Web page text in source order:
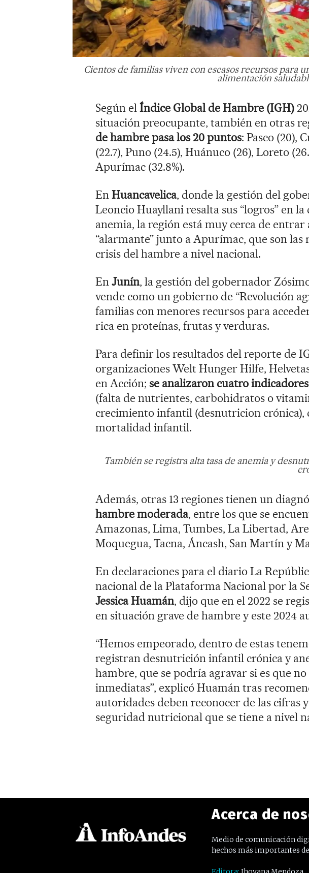
Cientos de familias viven con escasos recursos para
alimentación
Según el Índice Global de Hambre (IGH)
situación preocupante, también en otras
de hambre pasa los 20 puntos: Pasco (20),
(22.7), Puno (24.5), Huánuco (26), Loreto
Apurímac (32.8%).
En Huancavelica, donde la gestión del
Leoncio Huayllani resalta sus “logros” en
anemia, la región está muy cerca de entrar
“alarmante” junto a Apurímac, que son
crisis del hambre a nivel nacional.
En Junín, la gestión del gobernador
vende como un gobierno de “Revolución
familias con menores recursos para
rica en proteínas, frutas y verduras.
Para definir los resultados del reporte de
organizaciones Welt Hunger Hilfe,
en Acción; se analizaron cuatro indicadores
(falta de nutrientes, carbohidratos o
crecimiento infantil (desnutricion crónica),
mortalidad infantil.
También se registra alta tasa de anemia y
Además, otras 13 regiones tienen un
hambre moderada, entre los que se
Amazonas, Lima, Tumbes, La Libertad,
Moquegua, Tacna, Áncash, San Martín y
En declaraciones para el diario La
nacional de la Plataforma Nacional por la
Jessica Huamán, dijo que en el 2022 se
en situación grave de hambre y este 2024
“Hemos empeorado, dentro de estas
registran desnutrición infantil crónica y
hambre, que se podría agravar si es que
inmediatas”, explicó Huamán tras
autoridades deben reconocer de las cifras
seguridad nutricional que se tiene a nivel
Acerca de
Medio de comunicación
hechos más importantes